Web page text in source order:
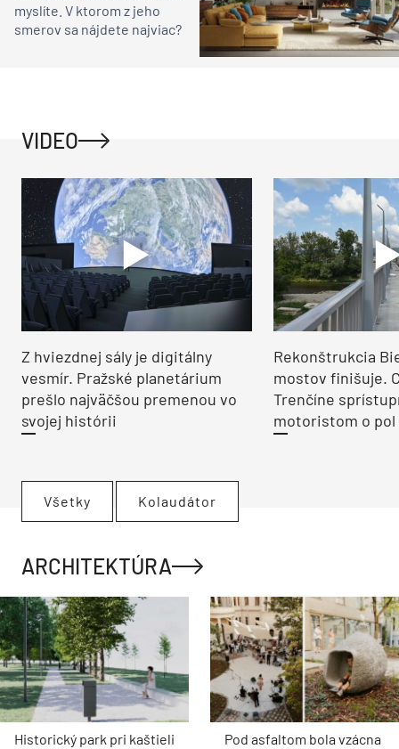
myslíte. V ktorom z jeho
smerov sa nájdete najviac?
VIDEO
Z hviezdnej sály je digitálny
vesmír. Pražské planetárium
prešlo najväčšou premenou vo
svojej histórii
Rekonštrukcia
mostov finišuje.
Trenčíne
motoristom o pol
Všetky Kolaudátor
ARCHITEKTÚRA
Historický park pri kaštieli Pod asfaltom bola vzácna